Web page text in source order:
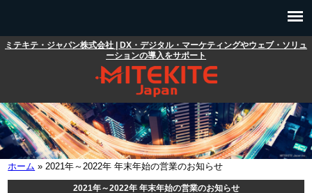
メインメニュー
ミテキテ・ジャパン株式会社 | DX・デジタル・マーケティングやウェブ・ソリュ
ーションの導入をサポート
ホーム » 2021年～2022年 年末年始の営業のお知らせ
2021年～2022年 年末年始の営業のお知らせ